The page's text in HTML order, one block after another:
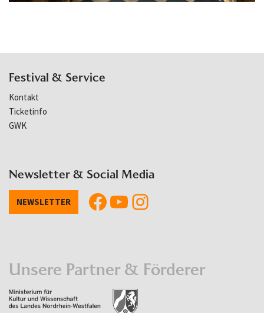
Festival & Service
Kontakt
Ticketinfo
GWK
Newsletter & Social Media
NEWSLETTER
Unsere Partner & Förderer